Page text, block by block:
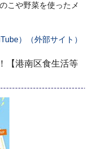
こや野菜を使ったメ
）（外部サイト）
【港南区食生活等